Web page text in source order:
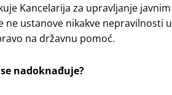
Kancelarija za upravljanje javnim
ne ustanove nikakve nepravilnosti u
na državnu pomoć.
nadoknađuje?